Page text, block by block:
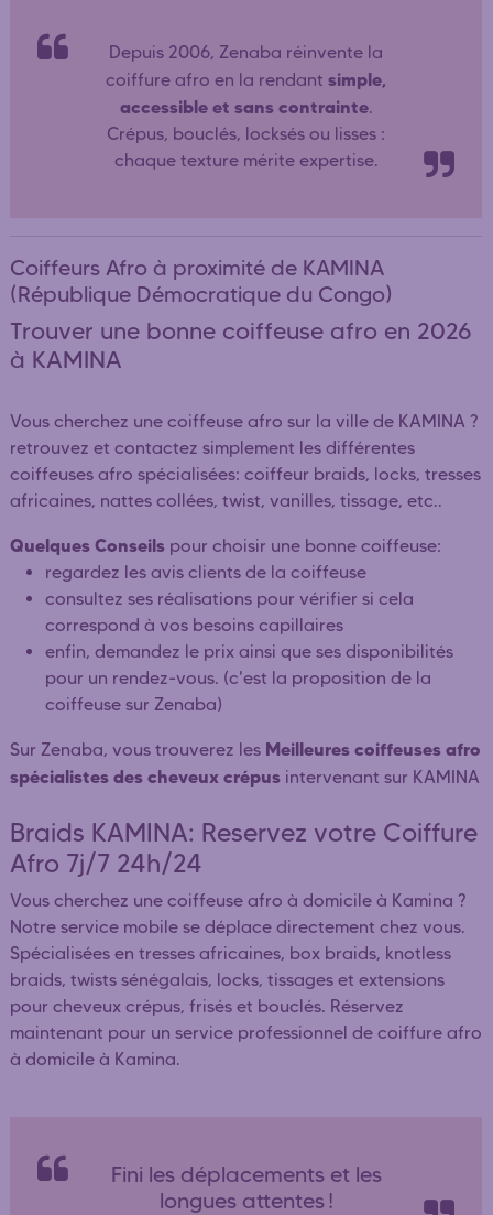
Depuis 2006, Zenaba réinvente la
coiffure afro en la rendant simple,
accessible et sans contrainte.
Crépus, bouclés, locksés ou lisses :
chaque texture mérite expertise.
Coiffeurs Afro à proximité de KAMINA
(République Démocratique du Congo)
Trouver une bonne coiffeuse afro en 2026
à KAMINA
Vous cherchez une coiffeuse afro sur la ville de KAMINA ?
retrouvez et contactez simplement les différentes
coiffeuses afro spécialisées: coiffeur braids, locks, tresses
africaines, nattes collées, twist, vanilles, tissage, etc..
Quelques Conseils pour choisir une bonne coiffeuse:
regardez les avis clients de la coiffeuse
consultez ses réalisations pour vérifier si cela
correspond à vos besoins capillaires
enfin, demandez le prix ainsi que ses disponibilités
pour un rendez-vous. (c'est la proposition de la
coiffeuse sur Zenaba)
Sur Zenaba, vous trouverez les Meilleures coiffeuses afro
spécialistes des cheveux crépus intervenant sur KAMINA
Braids KAMINA: Reservez votre Coiffure
Afro 7j/7 24h/24
Vous cherchez une coiffeuse afro à domicile à Kamina ?
Notre service mobile se déplace directement chez vous.
Spécialisées en tresses africaines, box braids, knotless
braids, twists sénégalais, locks, tissages et extensions
pour cheveux crépus, frisés et bouclés. Réservez
maintenant pour un service professionnel de coiffure afro
à domicile à Kamina.
Fini les déplacements et les
longues attentes !